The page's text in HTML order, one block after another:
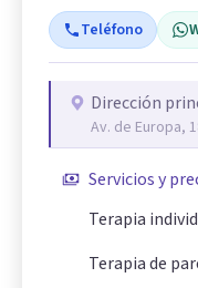
Teléfono
Dirección
Av. de Europa,
Servicios y
Terapia
Terapia de